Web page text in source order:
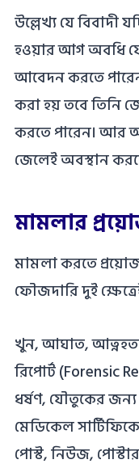
উল্লেখ্য যে বিবাদী
হওয়ার আগ অবধি
আবেদন করতে
করা হয় তবে তিনি
করতে পারেন। আর
জেলেই অবস্থান
মামলার
মামলা করতে
ফৌজদারি দুই
খুন, আঘাত,
রিপোর্ট (Forensic
ধর্ষণ, যৌতুকের জন্য
মেডিকেল
পোস্ট, নিউজ,